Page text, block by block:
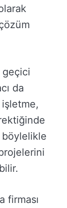
geçici
da
işletme,
böylelikle
firması